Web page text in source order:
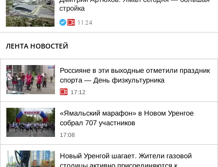
стройка
11:24
ЛЕНТА НОВОСТЕЙ
Россияне в эти выходные отметили праздник
спорта — День физкультурника
17:12
«Ямальский марафон» в Новом Уренгое
собрал 707 участников
17:08
Новый Уренгой шагает. Жители газовой